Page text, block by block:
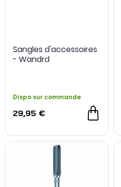
Sangles d'accessoires
- Wandrd
Dispo sur commande
29,95 €